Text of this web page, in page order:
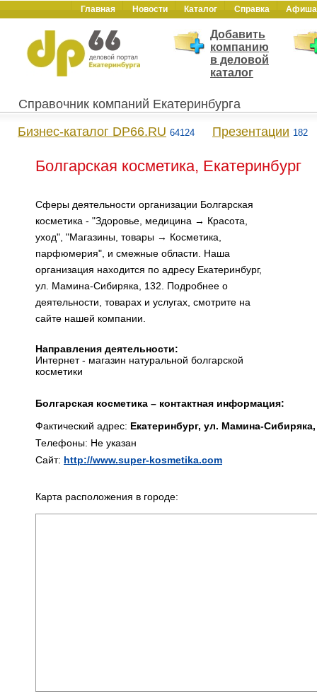
Главная Новости Каталог Справка Афиша
Добавить
компанию
в деловой
каталог
Справочник компаний Екатеринбурга
Бизнес-каталог DP66.RU 64124 Презентации 182
Болгарская косметика, Екатеринбург
Сферы деятельности организации Болгарская
косметика - "Здоровье, медицина → Красота,
уход", "Магазины, товары → Косметика,
парфюмерия", и смежные области. Наша
организация находится по адресу Екатеринбург,
ул. Мамина-Сибиряка, 132. Подробнее о
деятельности, товарах и услугах, смотрите на
сайте нашей компании.
Направления деятельности:
Интернет - магазин натуральной болгарской
косметики
Болгарская косметика – контактная информация:
Фактический адрес: Екатеринбург, ул. Мамина-Сибиряка,
Телефоны: Не указан
Сайт: http://www.super-kosmetika.com
Карта расположения в городе: